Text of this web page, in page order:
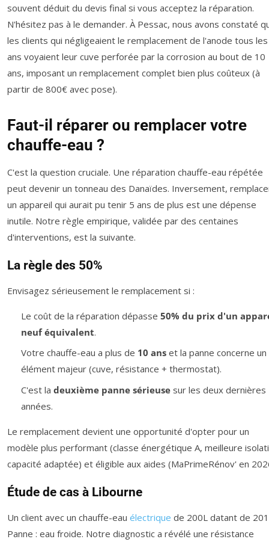
souvent déduit du devis final si vous acceptez la réparation.
N'hésitez pas à le demander. À Pessac, nous avons constaté
les clients qui négligeaient le remplacement de l'anode tous
ans voyaient leur cuve perforée par la corrosion au bout de 10
ans, imposant un remplacement complet bien plus coûteux (à
partir de 800€ avec pose).
Faut-il réparer ou remplacer votre
chauffe-eau ?
C'est la question cruciale. Une réparation chauffe-eau répétée
peut devenir un tonneau des Danaïdes. Inversement,
un appareil qui aurait pu tenir 5 ans de plus est une dépense
inutile. Notre règle empirique, validée par des centaines
d'interventions, est la suivante.
La règle des 50%
Envisagez sérieusement le remplacement si :
Le coût de la réparation dépasse 50% du prix d'un
neuf équivalent.
Votre chauffe-eau a plus de 10 anset la panne concerne un
élément majeur (cuve, résistance + thermostat).
C'est la deuxième panne sérieusesur les deux dernières
années.
Le remplacement devient une opportunité d'opter pour un
modèle plus performant (classe énergétique A, meilleure
capacité adaptée) et éligible aux aides (MaPrimeRénov' en
Étude de cas à Libourne
Un client avec un chauffe-eau électrique de 200L datant de
Panne : eau froide. Notre diagnostic a révélé une résistance